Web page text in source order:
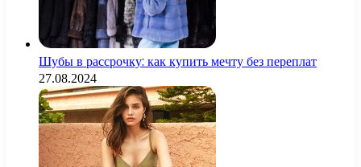
Шубы в рассрочку: как купить мечту без переплат
27.08.2024